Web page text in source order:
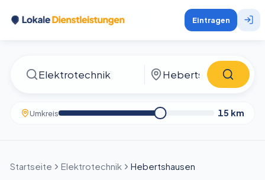
Eintragen
Umkreis 15 km
Startseite Elektrotechnik Hebertshausen